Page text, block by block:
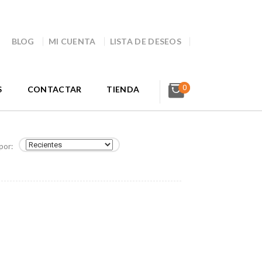
BLOG MI CUENTA LISTA DE DESEOS
CONTACTAR TIENDA 0